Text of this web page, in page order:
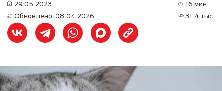
29.05.2023
16 мин.
Обновлено: 08.04.2026
31.4 тыс.